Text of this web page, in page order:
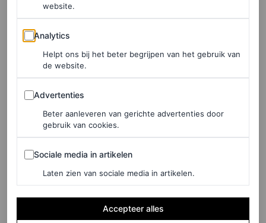
Jacquemus lente/zomer
2025-show
FEMKE HABRAKEN
Let’s talk sportswear: Vogue
duidde de tennis inspired
trends van de zomer tijdens
dit rooftop event
website.
Analytics
Analytics
Helpt ons bij het beter begrijpen van het gebruik van
de website.
Advertenties
Advertenties
Beter aanleveren van gerichte advertenties door
gebruik van cookies.
Sociale media in artikelen
Sociale media in artikelen
Laten zien van sociale media in artikelen.
Accepteer alles